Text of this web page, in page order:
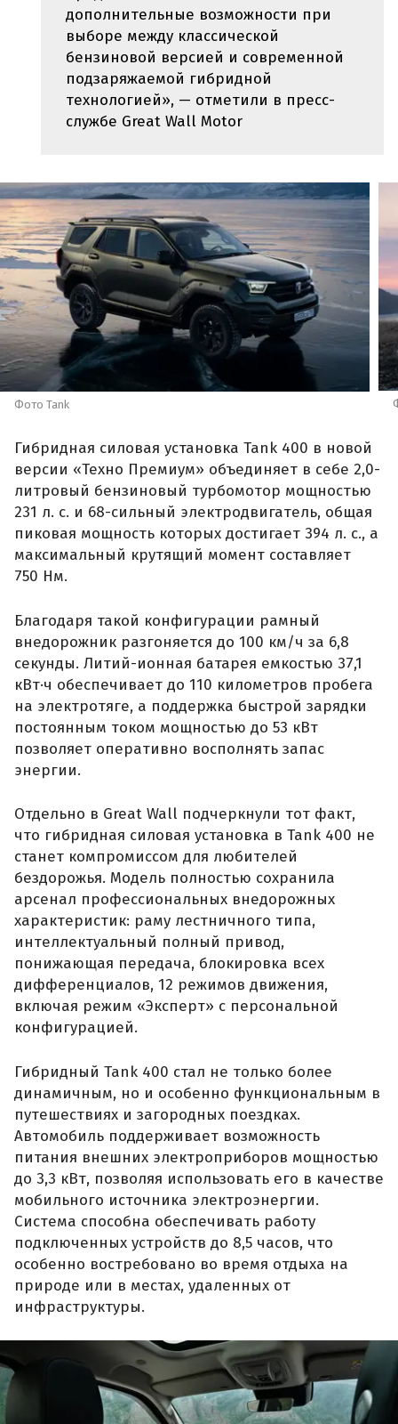
дополнительные возможности при
выборе между классической
бензиновой версией и современной
подзаряжаемой гибридной
технологией», — отметили в пресс-
службе Great Wall Motor
Фото Tank
Гибридная силовая установка Tank 400 в новой
версии «Техно Премиум» объединяет в себе 2,0-
литровый бензиновый турбомотор мощностью
231 л. с. и 68-сильный электродвигатель, общая
пиковая мощность которых достигает 394 л. с., а
максимальный крутящий момент составляет
750 Нм.
Благодаря такой конфигурации рамный
внедорожник разгоняется до 100 км/ч за 6,8
секунды. Литий-ионная батарея емкостью 37,1
кВт·ч обеспечивает до 110 километров пробега
на электротяге, а поддержка быстрой зарядки
постоянным током мощностью до 53 кВт
позволяет оперативно восполнять запас
энергии.
Отдельно в Great Wall подчеркнули тот факт,
что гибридная силовая установка в Tank 400 не
станет компромиссом для любителей
бездорожья. Модель полностью сохранила
арсенал профессиональных внедорожных
характеристик: раму лестничного типа,
интеллектуальный полный привод,
понижающая передача, блокировка всех
дифференциалов, 12 режимов движения,
включая режим «Эксперт» с персональной
конфигурацией.
Гибридный Tank 400 стал не только более
динамичным, но и особенно функциональным в
путешествиях и загородных поездках.
Автомобиль поддерживает возможность
питания внешних электроприборов мощностью
до 3,3 кВт, позволяя использовать его в качестве
мобильного источника электроэнергии.
Система способна обеспечивать работу
подключенных устройств до 8,5 часов, что
особенно востребовано во время отдыха на
природе или в местах, удаленных от
инфраструктуры.